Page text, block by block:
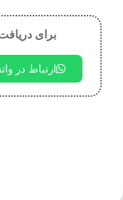
برای
ارتباط در